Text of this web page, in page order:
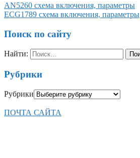
AN5260 схема включения, параметры
ECG1789 схема включения, параметры
Поиск по сайту
Найти:
Рубрики
Рубрики
ПОЧТА САЙТА